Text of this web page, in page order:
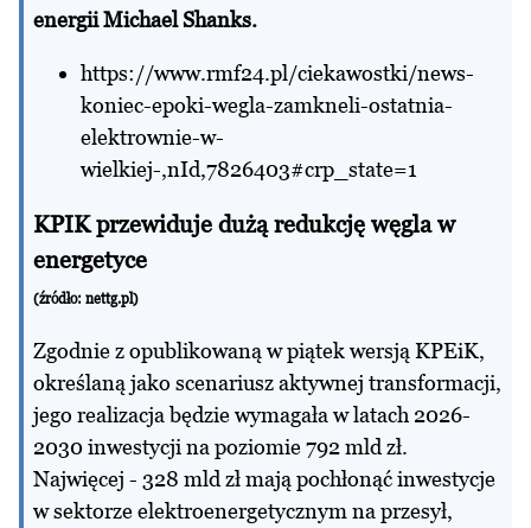
energii Michael Shanks.
https://www.rmf24.pl/ciekawostki/news-
koniec-epoki-wegla-zamkneli-ostatnia-
elektrownie-w-
wielkiej-,nId,7826403#crp_state=1
KPIK przewiduje dużą redukcję węgla w
energetyce
(źródło: nettg.pl)
Zgodnie z opublikowaną w piątek wersją KPEiK,
określaną jako scenariusz aktywnej transformacji,
jego realizacja będzie wymagała w latach 2026-
2030 inwestycji na poziomie 792 mld zł.
Najwięcej - 328 mld zł mają pochłonąć inwestycje
w sektorze elektroenergetycznym na przesył,